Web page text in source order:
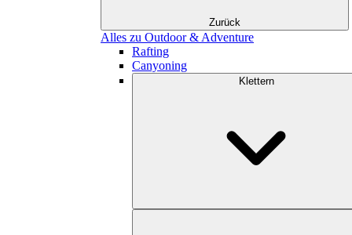
Zurück
Alles zu Outdoor & Adventure
Rafting
Canyoning
Klettern